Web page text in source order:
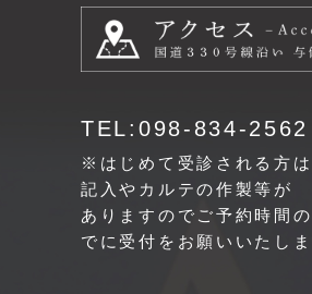
TEL:098-834-2562
※はじめて受診される方
記入やカルテの作製等が
ありますのでご予約時間
でに受付をお願いいたしま